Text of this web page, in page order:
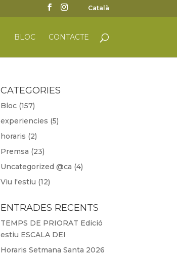
Català
BLOC CONTACTE
CATEGORIES
Bloc(157)
experiencies (5)
horaris (2)
Premsa (23)
Uncategorized @ca (4)
Viu l'estiu (12)
ENTRADES RECENTS
TEMPS DE PRIORAT Edició
estiu ESCALA DEI
Horaris Setmana Santa 2026